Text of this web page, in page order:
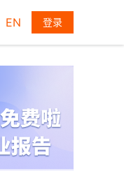
EN 登录